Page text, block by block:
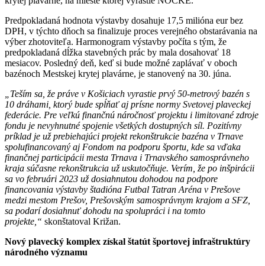
Predpokladaná hodnota výstavby dosahuje 17,5 milióna eur bez
DPH, v týchto dňoch sa finalizuje proces verejného obstarávania na
výber zhotoviteľa. Harmonogram výstavby počíta s tým, že
predpokladaná dĺžka stavebných prác by mala dosahovať 18
mesiacov. Posledný deň, keď si bude možné zaplávať v oboch
bazénoch Mestskej krytej plavárne, je stanovený na 30. júna.
„Teším sa, že práve v Košiciach vyrastie prvý 50-metrový bazén s
10 dráhami, ktorý bude spĺňať aj prísne normy Svetovej plaveckej
federácie. Pre veľkú finančnú náročnosť projektu i limitované zdroje
fondu je nevyhnutné spojenie všetkých dostupných síl. Pozitívny
príklad je už prebiehajúci projekt rekonštrukcie bazéna v Trnave
spolufinancovaný aj Fondom na podporu športu, kde sa vďaka
finančnej participácii mesta Trnava i Trnavského samosprávneho
kraja súčasne rekonštrukcia už uskutočňuje. Verím, že po inšpirácii
sa vo februári 2023 už dosiahnutou dohodou na podpore
financovania výstavby štadióna Futbal Tatran Aréna v Prešove
medzi mestom Prešov, Prešovským samosprávnym krajom a SFZ,
sa podarí dosiahnuť dohodu na spolupráci i na tomto
projekte,“ skonštatoval Križan.
Nový plavecký komplex získal štatút športovej infraštruktúry
národného významu